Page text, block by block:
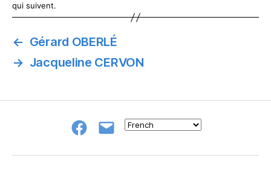
qui suivent.
← Gérard OBERLÉ
→ Jacqueline CERVON
Groupe
NeL
E-
à